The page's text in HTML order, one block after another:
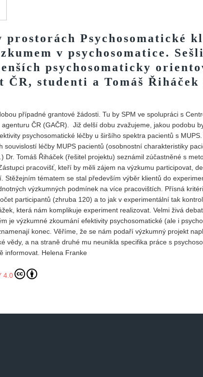
Vydání 2/ 2021
Vydání 1/ 2021
Vydání 3-4/ 2020
Vydání 1-2/ 2019
Vydání 4/2018
Vydání 2-3/2018
Vydání 1-2018
Vydání 4-2017
Vydání 3-2017
Vydání 2-2017
Vydání 1-2017
Vydání 4-2016
prostorách Psychosomatické
v psychosomatice.
psychosomaticky
studenti a Tomáš Řiháček
případné grantové žádosti. Tu by SPM ve spolupráci s
ČR (GAČR). Již delší dobu zvažujeme, jakou podobu
psychosomatické léčby u širšího spektra pacientů s
léčby MUPS pacientů (osobnostní charakteristiky
Tomáš Řiháček (řešitel projektu) seznámil zúčastněné s
pracovišť, kteří by měli zájem na výzkumu participovat,
Stěžejním tématem se stal především výběr klientů do
výzkumných podmínek na více pracovištích. Přísná
participantů (zhruba 120) a to jak v experimentální tak
která nám komplikuje experiment realizovat. Velmi živá
je výzkumné zkoumání efektivity psychosomatické (ale i
konec. Věříme, že se nám podaří výzkumný projekt
vědy, a na straně druhé mu neunikla specifika práce s
informovat. Helena Franke
4.0